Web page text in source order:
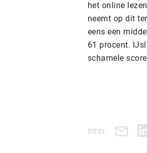
het online
neemt op dit
eens een
61 procent.
schamele
DEEL